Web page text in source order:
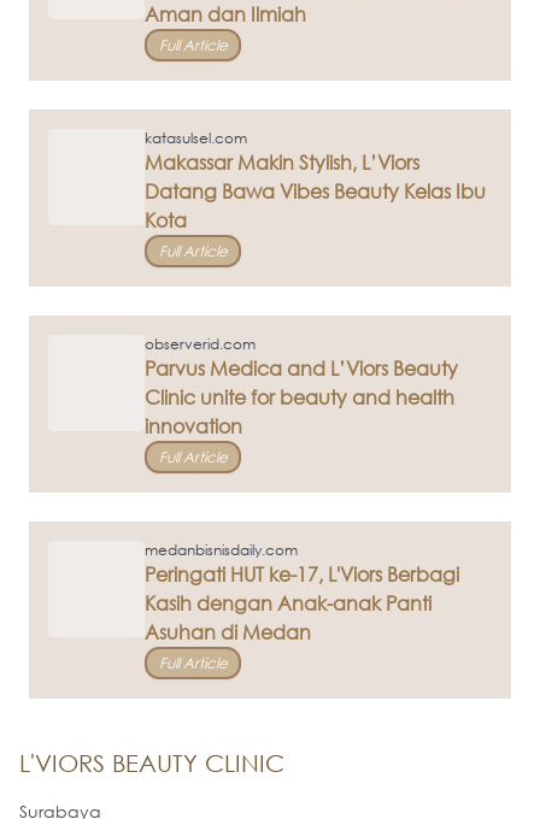
Aman dan Ilmiah
Full Article
katasulsel.com
Makassar Makin Stylish, L’Viors
Datang Bawa Vibes Beauty Kelas Ibu
Kota
Full Article
observerid.com
Parvus Medica and L’Viors Beauty
Clinic unite for beauty and health
innovation
Full Article
medanbisnisdaily.com
Peringati HUT ke-17, L'Viors Berbagi
Kasih dengan Anak-anak Panti
Asuhan di Medan
Full Article
L'VIORS BEAUTY CLINIC
Surabaya